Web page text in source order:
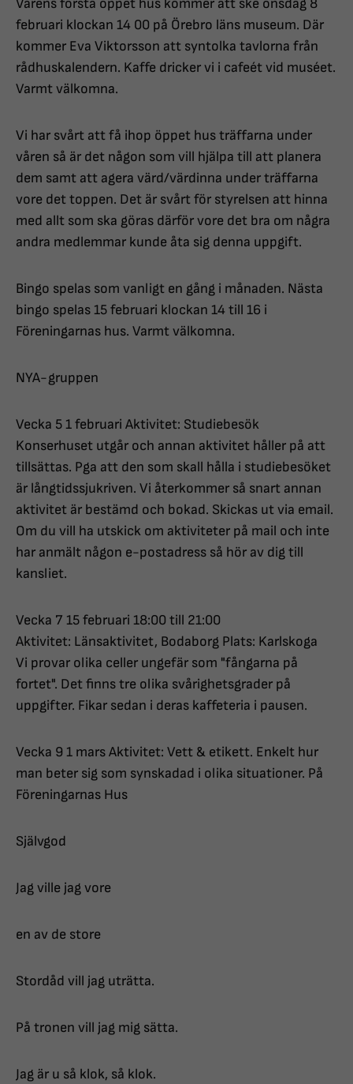
Vårens första öppet hus kommer att ske onsdag 8
februari klockan 14 00 på Örebro läns museum. Där
kommer Eva Viktorsson att syntolka tavlorna från
rådhuskalendern. Kaffe dricker vi i cafeét vid muséet.
Varmt välkomna.
Vi har svårt att få ihop öppet hus träffarna under
våren så är det någon som vill hjälpa till att planera
dem samt att agera värd/värdinna under träffarna
vore det toppen. Det är svårt för styrelsen att hinna
med allt som ska göras därför vore det bra om några
andra medlemmar kunde åta sig denna uppgift.
Bingo spelas som vanligt en gång i månaden. Nästa
bingo spelas 15 februari klockan 14 till 16 i
Föreningarnas hus. Varmt välkomna.
NYA-gruppen
Vecka 5 1 februari Aktivitet: Studiebesök
Konserhuset utgår och annan aktivitet håller på att
tillsättas. Pga att den som skall hålla i studiebesöket
är långtidssjukriven. Vi återkommer så snart annan
aktivitet är bestämd och bokad. Skickas ut via email.
Om du vill ha utskick om aktiviteter på mail och inte
har anmält någon e-postadress så hör av dig till
kansliet.
Vecka 7 15 februari 18:00 till 21:00
Aktivitet: Länsaktivitet, Bodaborg Plats: Karlskoga
Vi provar olika celler ungefär som "fångarna på
fortet". Det finns tre olika svårighetsgrader på
uppgifter. Fikar sedan i deras kaffeteria i pausen.
Vecka 9 1 mars Aktivitet: Vett & etikett. Enkelt hur
man beter sig som synskadad i olika situationer. På
Föreningarnas Hus
Självgod
Jag ville jag vore
en av de store
Stordåd vill jag uträtta.
På tronen vill jag mig sätta.
Jag är u så klok, så klok.